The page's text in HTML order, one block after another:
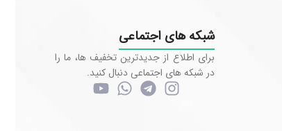
شبکه های اجتماعی
برای اطلاع از جدیدترین تخفیف ها، ما را
در شبکه های اجتماعی دنبال کنید.